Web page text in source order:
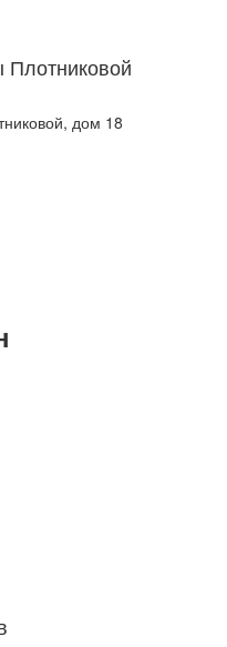
Плотниковой
дом 18